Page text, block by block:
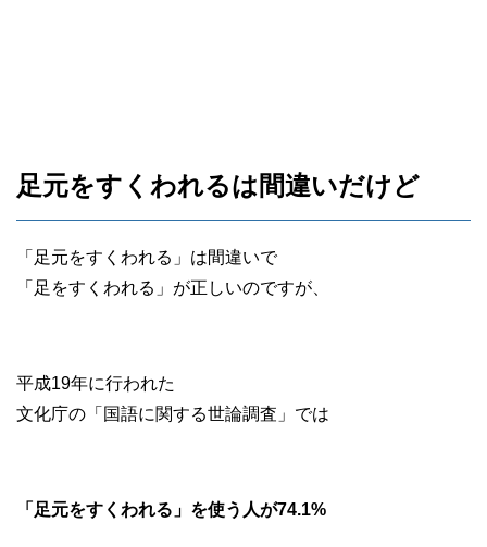
足元をすくわれるは間違いだけど
「足元をすくわれる」は間違いで
「足をすくわれる」が正しいのですが、
平成19年に行われた
文化庁の「国語に関する世論調査」では
「足元をすくわれる」を使う人が74.1%